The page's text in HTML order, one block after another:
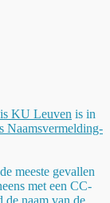
KU Leuven is in
Naamsvermelding-
meeste gevallen
met een CC-